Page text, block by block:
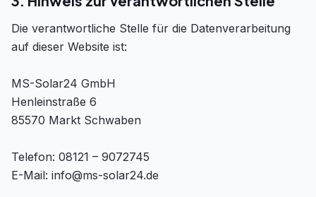
Die verantwortliche Stelle für die Datenverarbeitung
auf dieser Website ist:
MS-Solar24 GmbH
Henleinstraße 6
85570 Markt Schwaben
Telefon: 08121 – 9072745
E-Mail: info@ms-solar24.de